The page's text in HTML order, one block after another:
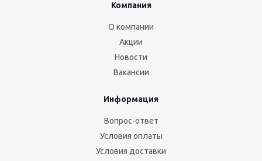
Компания
О компании
Акции
Новости
Вакансии
Информация
Вопрос-ответ
Условия оплаты
Условия доставки